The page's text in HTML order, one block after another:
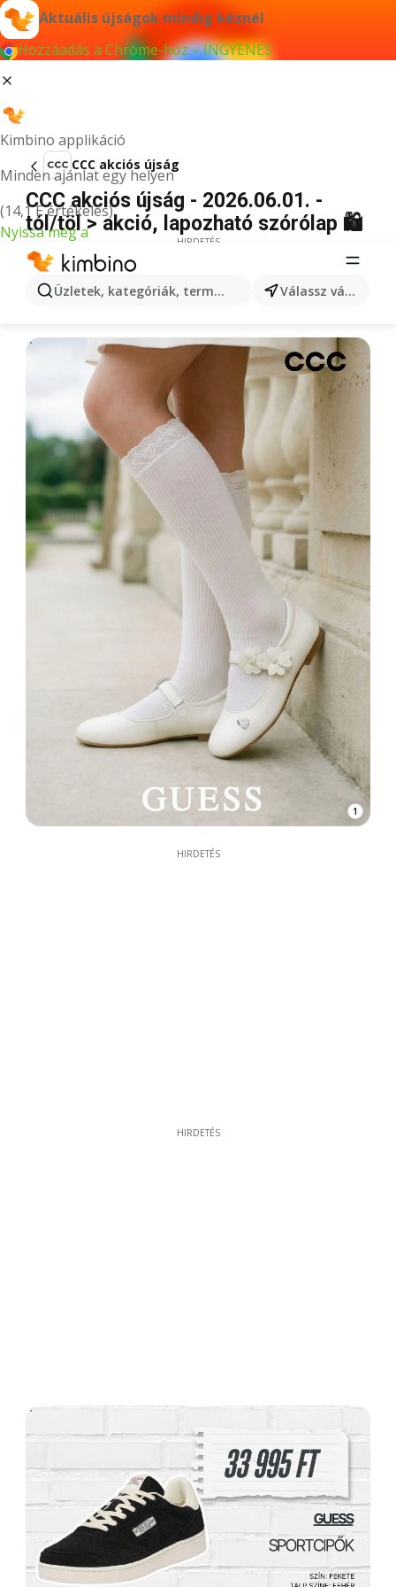
Aktuális újságok mindig kéznél
Hozzáadás a Chrome-hoz – INGYENES
Kimbino applikáció
Minden ajánlat egy helyen
(14,1 E értékelés)
Nyissa meg a
Üzletek, kategóriák, termékek keresése... Válassz várost
CCC akciós újság
CCC akciós újság - 2026.06.01. -
tól/töl > akció, lapozható szórólap 🛍️
HIRDETÉS
1
HIRDETÉS
HIRDETÉS